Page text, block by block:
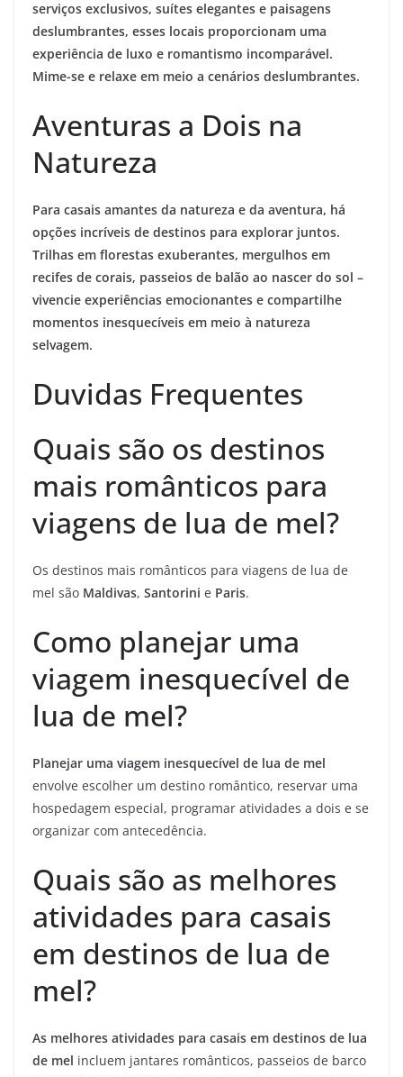
serviços exclusivos, suítes elegantes e paisagens
deslumbrantes, esses locais proporcionam uma
experiência de luxo e romantismo incomparável.
Mime-se e relaxe em meio a cenários deslumbrantes.
Aventuras a Dois na
Natureza
Para casais amantes da natureza e da aventura, há
opções incríveis de destinos para explorar juntos.
Trilhas em florestas exuberantes, mergulhos em
recifes de corais, passeios de balão ao nascer do sol –
vivencie experiências emocionantes e compartilhe
momentos inesquecíveis em meio à natureza
selvagem.
Duvidas Frequentes
Quais são os destinos
mais românticos para
viagens de lua de mel?
Os destinos mais românticos para viagens de lua de
mel são Maldivas, Santorini e Paris.
Como planejar uma
viagem inesquecível de
lua de mel?
Planejar uma viagem inesquecível de lua de mel
envolve escolher um destino romântico, reservar uma
hospedagem especial, programar atividades a dois e se
organizar com antecedência.
Quais são as melhores
atividades para casais
em destinos de lua de
mel?
As melhores atividades para casais em destinos de lua
de mel incluem jantares românticos, passeios de barco